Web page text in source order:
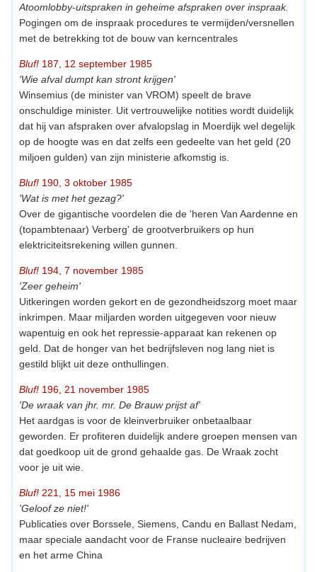
Atoomlobby-uitspraken in geheime afspraken over inspraak.
Pogingen om de inspraak procedures te vermijden/versnellen
met de betrekking tot de bouw van kerncentrales
Bluf! 187, 12 september 1985
'Wie afval dumpt kan stront krijgen'
Winsemius (de minister van VROM) speelt de brave
onschuldige minister. Uit vertrouwelijke notities wordt duidelijk
dat hij van afspraken over afvalopslag in Moerdijk wel degelijk
op de hoogte was en dat zelfs een gedeelte van het geld (20
miljoen gulden) van zijn ministerie afkomstig is.
Bluf! 190, 3 oktober 1985
'Wat is met het gezag?'
Over de gigantische voordelen die de 'heren Van Aardenne en
(topambtenaar) Verberg' de grootverbruikers op hun
elektriciteitsrekening willen gunnen.
Bluf! 194, 7 november 1985
'Zeer geheim'
Uitkeringen worden gekort en de gezondheidszorg moet maar
inkrimpen. Maar miljarden worden uitgegeven voor nieuw
wapentuig en ook het repressie-apparaat kan rekenen op
geld. Dat de honger van het bedrijfsleven nog lang niet is
gestild blijkt uit deze onthullingen.
Bluf! 196, 21 november 1985
'De wraak van jhr. mr. De Brauw prijst af'
Het aardgas is voor de kleinverbruiker onbetaalbaar
geworden. Er profiteren duidelijk andere groepen mensen van
dat goedkoop uit de grond gehaalde gas. De Wraak zocht
voor je uit wie.
Bluf! 221, 15 mei 1986
'Geloof ze niet!'
Publicaties over Borssele, Siemens, Candu en Ballast Nedam,
maar speciale aandacht voor de Franse nucleaire bedrijven
en het arme China